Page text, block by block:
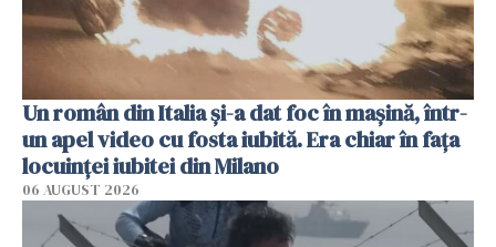
Un român din Italia și-a dat foc în mașină, într-
un apel video cu fosta iubită. Era chiar în fața
locuinței iubitei din Milano
06 AUGUST 2026